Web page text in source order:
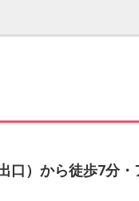
口）から徒歩7分